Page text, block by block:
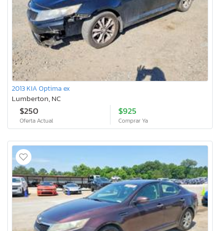
2013 KIA Optima ex
Lumberton, NC
$250
Oferta Actual
$925
Comprar Ya